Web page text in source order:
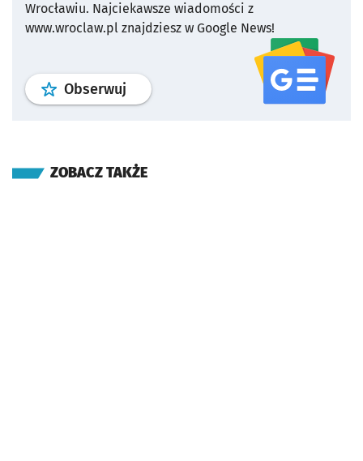
Wrocławiu. Najciekawsze wiadomości z
www.wroclaw.pl znajdziesz w Google News!
Obserwuj profil serwisu
ZOBACZ TAKŻE